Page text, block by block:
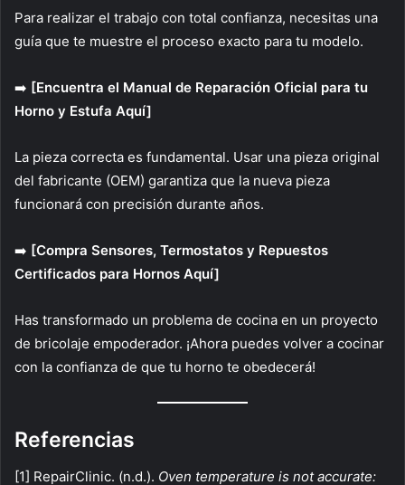
Para realizar el trabajo con total confianza, necesitas una
guía que te muestre el proceso exacto para tu modelo.
➡️ [Encuentra el Manual de Reparación Oficial para tu
Horno y Estufa Aquí]
La pieza correcta es fundamental. Usar una pieza original
del fabricante (OEM) garantiza que la nueva pieza
funcionará con precisión durante años.
➡️ [Compra Sensores, Termostatos y Repuestos
Certificados para Hornos Aquí]
Has transformado un problema de cocina en un proyecto
de bricolaje empoderador. ¡Ahora puedes volver a cocinar
con la confianza de que tu horno te obedecerá!
Referencias
[1] RepairClinic. (n.d.). Oven temperature is not accurate: